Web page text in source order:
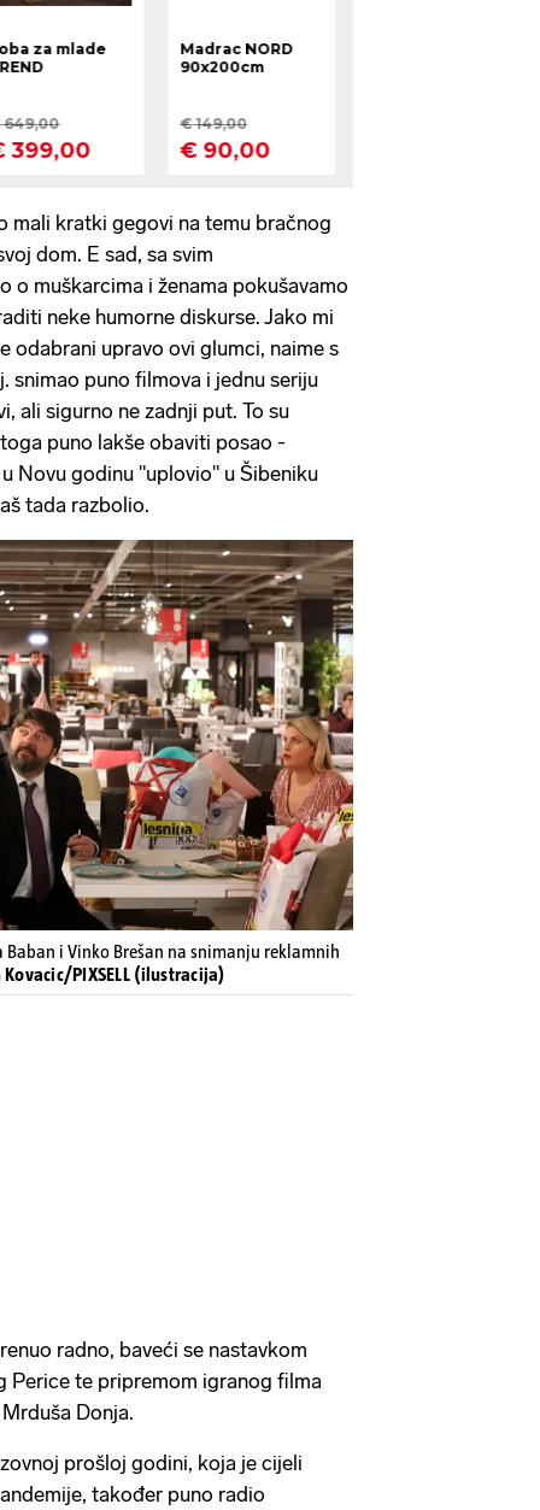
mali kratki gegovi na temu bračnog
dom. E sad, sa svim
o muškarcima i ženama pokušavamo
neke humorne diskurse. Jako mi
odabrani upravo ovi glumci, naime s
snimao puno filmova i jednu seriju
ali sigurno ne zadnji put. To su
puno lakše obaviti posao -
Novu godinu "uplovio" u Šibeniku
tada razbolio.
i Vinko Brešan na snimanju reklamnih
PIXSELL (ilustracija)
radno, baveći se nastavkom
Perice te pripremom igranog filma
Donja.
prošloj godini, koja je cijeli
također puno radio